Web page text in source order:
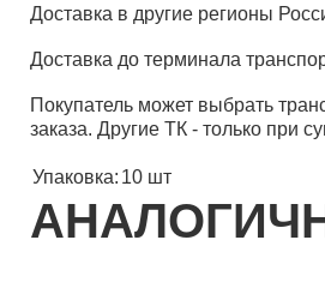
Доставка в другие регионы
Доставка до терминала
Покупатель может выбрать
заказа. Другие ТК - только при
Упаковка: 10 шт